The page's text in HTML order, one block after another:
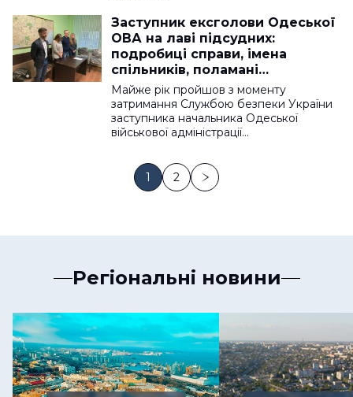
Заступник ексголови Одеської
ОВА на лаві підсудних:
подробиці справи, імена
спільників, поламані
електронні браслети – ФОТО,
ВІДЕО
Майже рік пройшов з моменту
затримання Службою безпеки України
заступника начальника Одеської
військової адміністрації…
1 2
Регіональні новини